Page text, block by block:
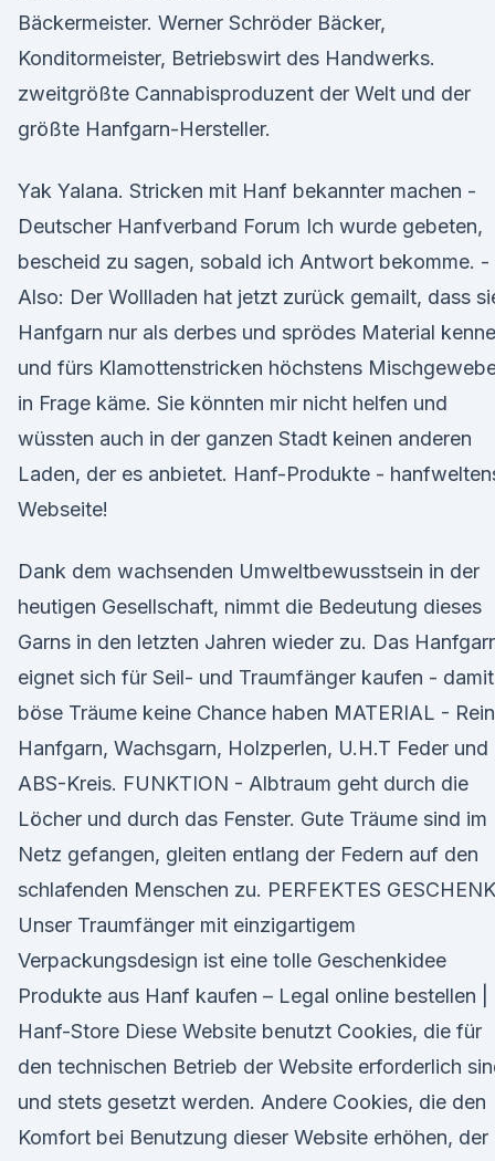
Bäckermeister. Werner Schröder Bäcker,
Konditormeister, Betriebswirt des Handwerks.
zweitgrößte Cannabisproduzent der Welt und der
größte Hanfgarn-Hersteller.
Yak Yalana. Stricken mit Hanf bekannter machen -
Deutscher Hanfverband Forum Ich wurde gebeten,
bescheid zu sagen, sobald ich Antwort bekomme. -
Also: Der Wollladen hat jetzt zurück gemailt, dass
Hanfgarn nur als derbes und sprödes Material
und fürs Klamottenstricken höchstens
in Frage käme. Sie könnten mir nicht helfen und
wüssten auch in der ganzen Stadt keinen anderen
Laden, der es anbietet. Hanf-Produkte -
Webseite!
Dank dem wachsenden Umweltbewusstsein in der
heutigen Gesellschaft, nimmt die Bedeutung dieses
Garns in den letzten Jahren wieder zu. Das
eignet sich für Seil- und Traumfänger kaufen - damit
böse Träume keine Chance haben MATERIAL -
Hanfgarn, Wachsgarn, Holzperlen, U.H.T Feder und
ABS-Kreis. FUNKTION - Albtraum geht durch die
Löcher und durch das Fenster. Gute Träume sind im
Netz gefangen, gleiten entlang der Federn auf den
schlafenden Menschen zu. PERFEKTES
Unser Traumfänger mit einzigartigem
Verpackungsdesign ist eine tolle Geschenkidee
Produkte aus Hanf kaufen – Legal online bestellen |
Hanf-Store Diese Website benutzt Cookies, die für
den technischen Betrieb der Website erforderlich
und stets gesetzt werden. Andere Cookies, die den
Komfort bei Benutzung dieser Website erhöhen, der